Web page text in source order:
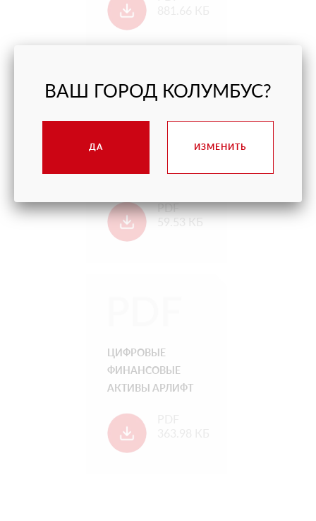
РЕШЕНИЕ О ВЫПУСКЕ
PDF
59.53 КБ
ЦИФРОВЫЕ
ФИНАНСОВЫЕ
АКТИВЫ АРЛИФТ
ВАШ ГОРОД КОЛУМБУС?
ДА ИЗМЕНИТЬ